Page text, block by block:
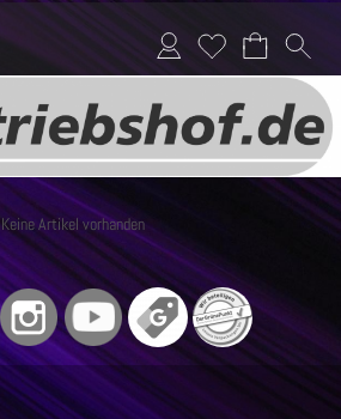
AnmeldenMerkliste
Keine Artikel vorhanden